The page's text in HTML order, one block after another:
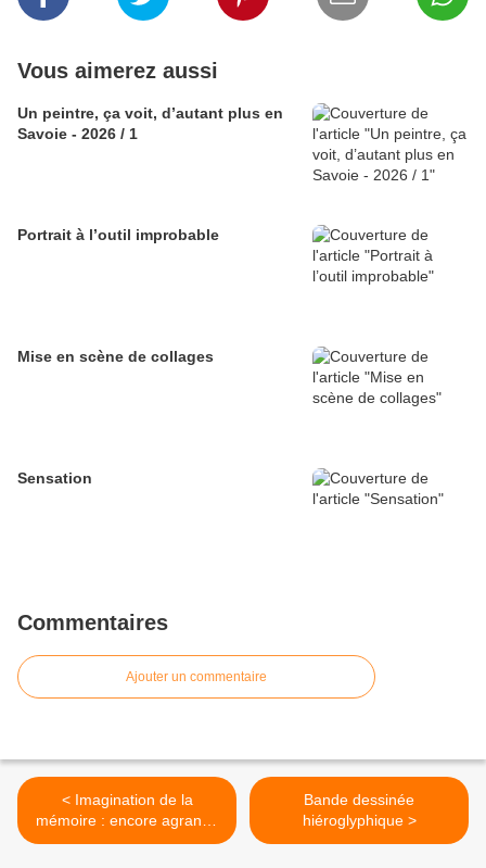
Vous aimerez aussi
Un peintre, ça voit, d’autant plus en
Savoie - 2026 / 1
Portrait à l’outil improbable
Mise en scène de collages
Sensation
Commentaires
Ajouter un commentaire
< Imagination de la
mémoire : encore agrandir
le souvenir
Bande dessinée
hiéroglyphique >